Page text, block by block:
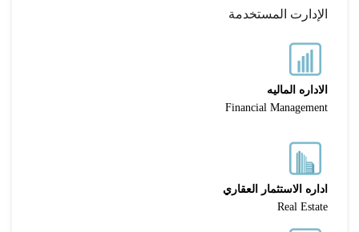
الإدارت المستخدمة
الاداره الماليه
Financial Management
اداره الاستثمار العقاري
Real Estate